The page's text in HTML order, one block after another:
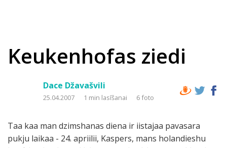
Keukenhofas ziedi
Dace Džavašvili
25.04.2007 1 min lasīšanai 6 foto
Taa kaa man dzimshanas diena ir iistajaa pavasara
pukju laikaa - 24. apriilii, Kaspers, mans holandieshu